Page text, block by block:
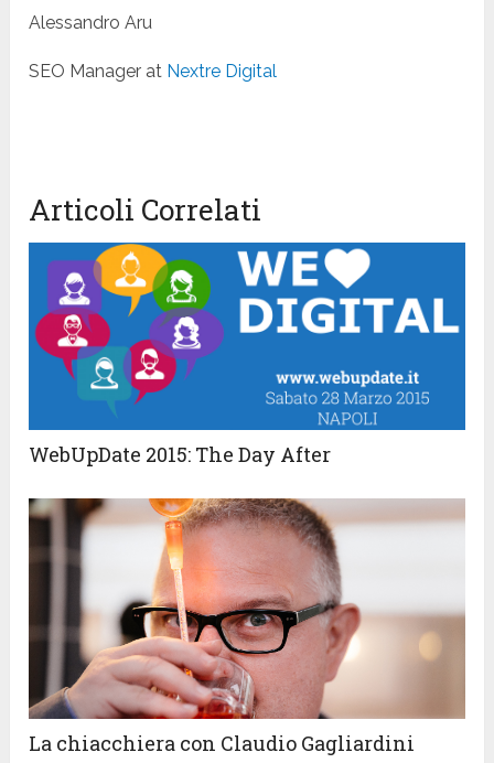
Alessandro Aru
SEO Manager at Nextre Digital
Articoli Correlati
WebUpDate 2015: The Day After
La chiacchiera con Claudio Gagliardini